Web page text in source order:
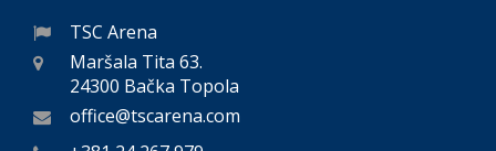
TSC Arena
Maršala Tita 63.
24300 Bačka Topola
office@tscarena.com